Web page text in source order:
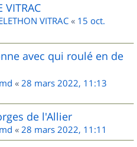
VITRAC
VITRAC« 15 oct.
avec qui roulé en de
« 28 mars 2022, 11:13
de l'Allier
« 28 mars 2022, 11:11